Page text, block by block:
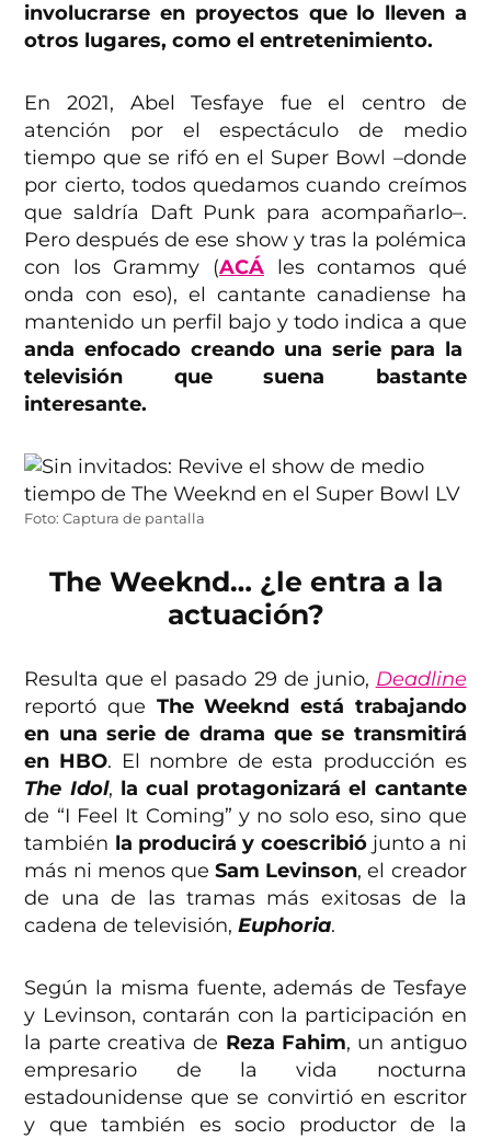
involucrarse en proyectos que lo lleven a
otros lugares, como el entretenimiento.
En 2021, Abel Tesfaye fue el centro de
atención por el espectáculo de medio
tiempo que se rifó en el Super Bowl –donde
por cierto, todos quedamos cuando creímos
que saldría Daft Punk para acompañarlo–.
Pero después de ese show y tras la polémica
con los Grammy (ACÁ les contamos qué
onda con eso), el cantante canadiense ha
mantenido un perfil bajo y todo indica a que
anda enfocado creando una serie para la
televisión que suena bastante
interesante.
Foto: Captura de pantalla
The Weeknd… ¿le entra a la
actuación?
Resulta que el pasado 29 de junio, Deadline
reportó que The Weeknd está trabajando
en una serie de drama que se transmitirá
en HBO. El nombre de esta producción es
The Idol, la cual protagonizará el cantante
de “I Feel It Coming” y no solo eso, sino que
también la producirá y coescribiójunto a ni
más ni menos queSam Levinson, el creador
de una de las tramas más exitosas de la
cadena de televisión,Euphoria.
Según la misma fuente, además de Tesfaye
y Levinson, contarán con la participación en
la parte creativa de Reza Fahim, un antiguo
empresario de la vida nocturna
estadounidense que se convirtió en escritor
y que también es socio productor de la